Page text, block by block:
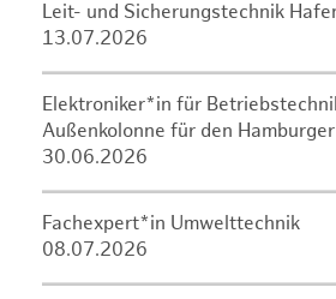
Leit- und Sicherungstechnik
13.07.2026
Elektroniker*in für
Außenkolonne für den
30.06.2026
Fachexpert*in Umwelttechnik
08.07.2026